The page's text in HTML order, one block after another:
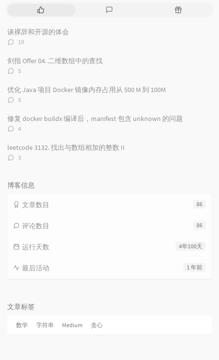
热
文
章
随
谈裸辞和开源的体会
评
数：
19
剑指 Offer 04. 二维数组中的查找
评
数：
5
优化 Java 项目 Docker 镜像内存占用从 500 M 到 100M
评
数：
5
修复 docker buildx 编译后，manifest 包含 unknown 的问题
评
数：
4
leetcode 3132. 找出与数组相加的整数 II
评
3
博客信息
86
文章数目
86
评论数目
4年100天
运行天数
1 年前
最后活动
文章标签
数学 字符串 Medium 贪心